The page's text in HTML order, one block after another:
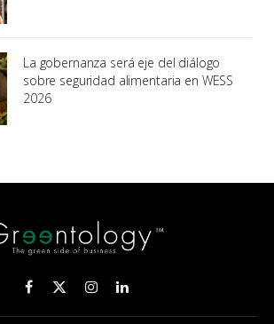
La gobernanza será eje del diálogo
sobre seguridad alimentaria en WESS
2026
Facebook
X
(Twitter)
InstagramLinkedIn